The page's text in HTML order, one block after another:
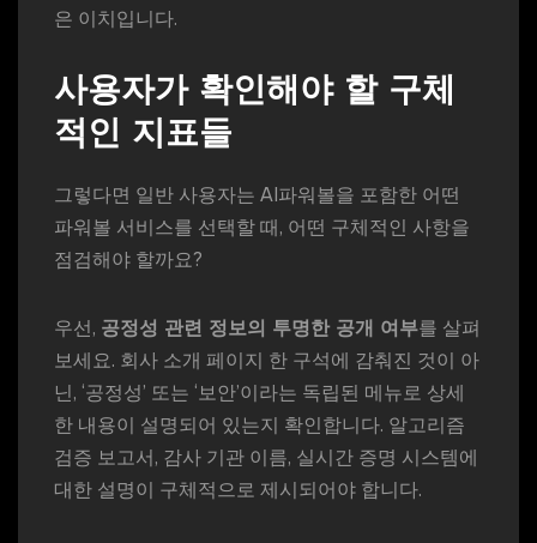
은 이치입니다.
사용자가 확인해야 할 구체
적인 지표들
그렇다면 일반 사용자는 AI파워볼을 포함한 어떤
파워볼 서비스를 선택할 때, 어떤 구체적인 사항을
점검해야 할까요?
우선, 공정성 관련 정보의 투명한 공개 여부를 살펴
보세요. 회사 소개 페이지 한 구석에 감춰진 것이 아
닌, ‘공정성’ 또는 ‘보안’이라는 독립된 메뉴로 상세
한 내용이 설명되어 있는지 확인합니다. 알고리즘
검증 보고서, 감사 기관 이름, 실시간 증명 시스템에
대한 설명이 구체적으로 제시되어야 합니다.